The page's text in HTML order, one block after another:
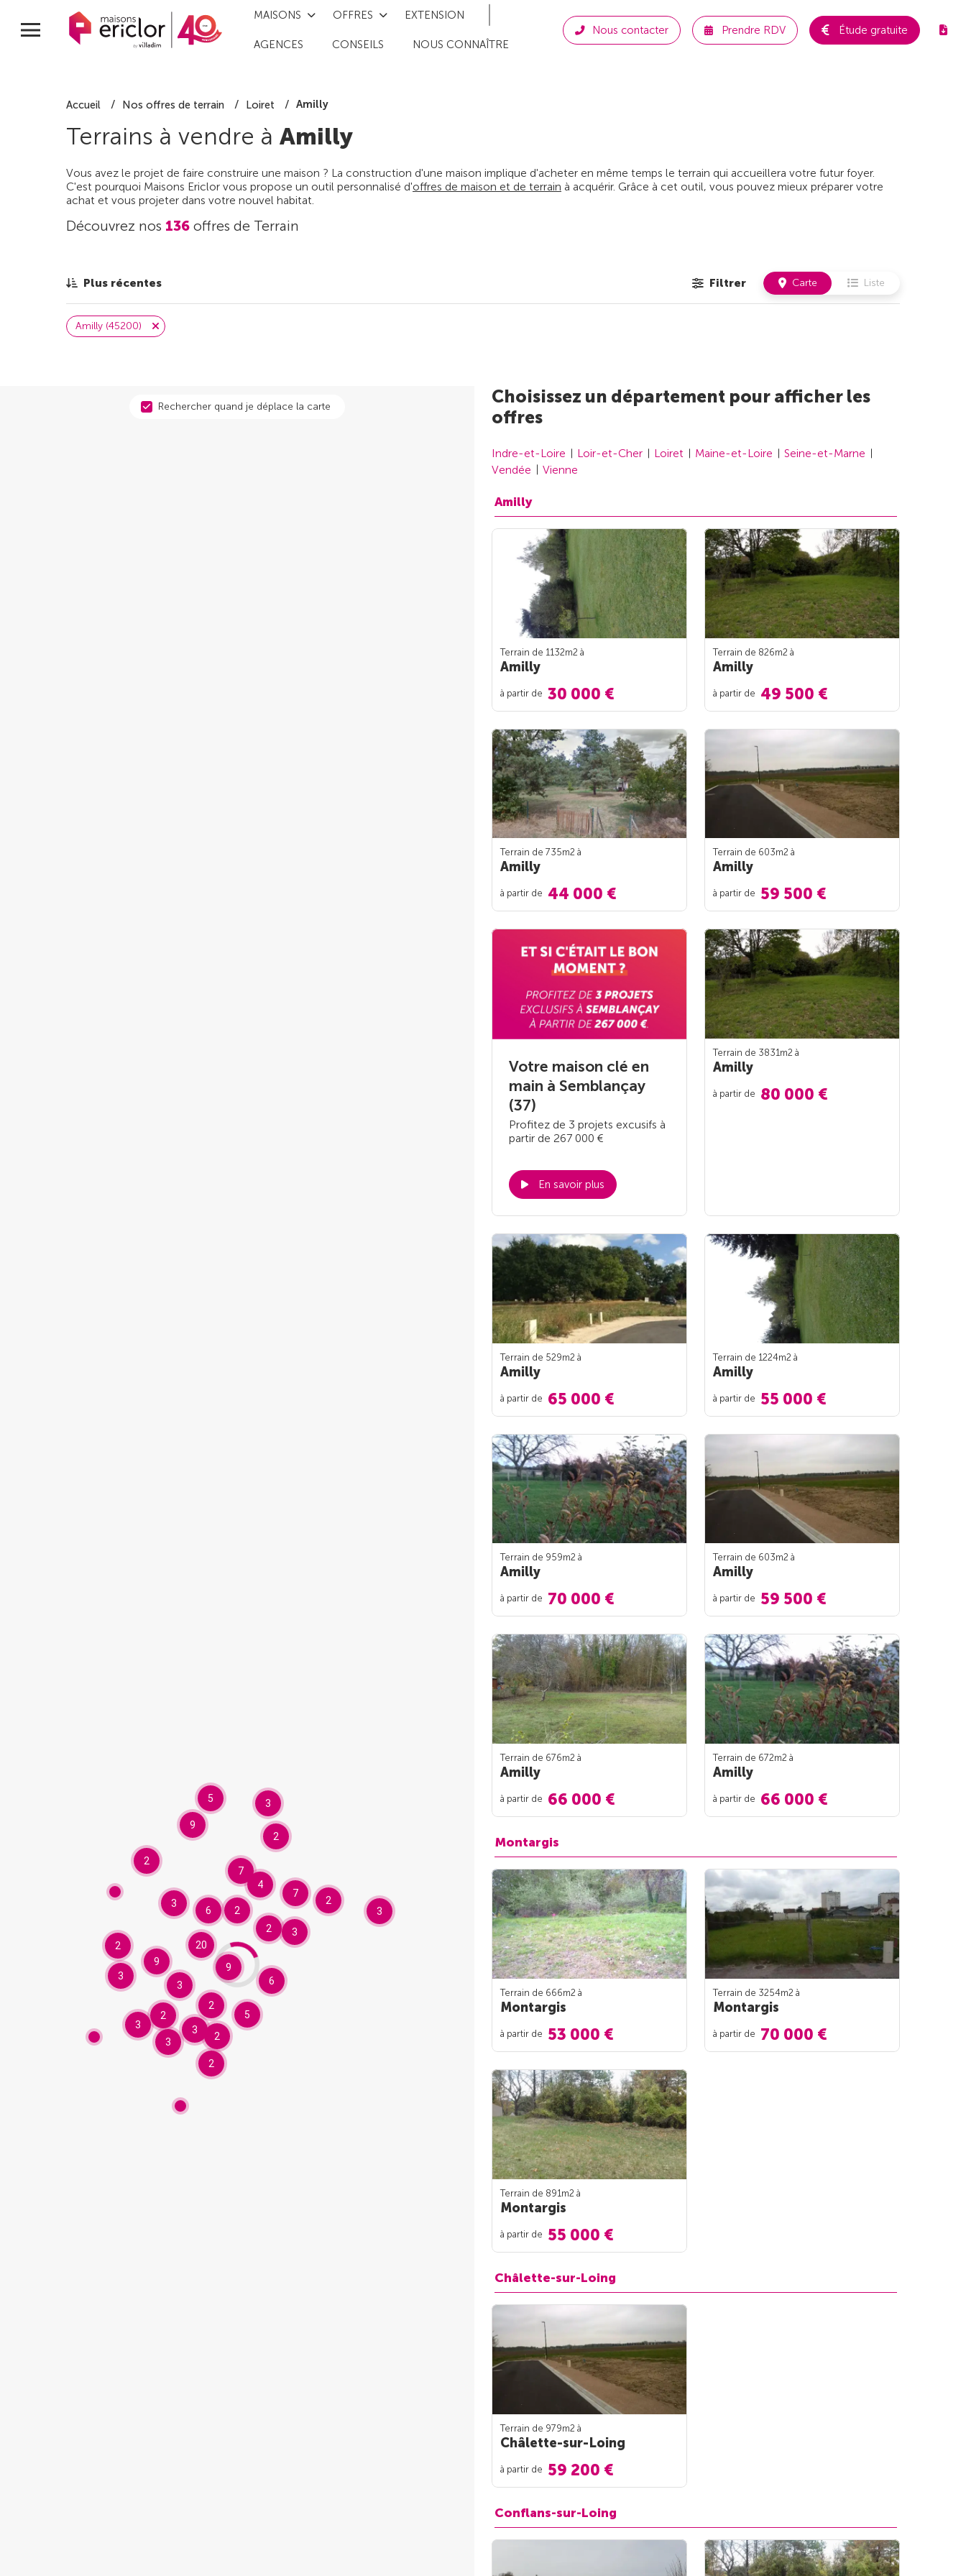
MAISONS OFFRES EXTENSION
AGENCES CONSEILS NOUS CONNAÎTRE
Nous contacter Prendre RDV Étude gratuite
Accueil Nos offres de terrain Loiret Amilly
Terrains à vendre à Amilly
Vous avez le projet de faire construire une maison ? La construction d'une maison implique d'acheter en même temps le terrain qui accueillera votre futur foyer.
C'est pourquoi Maisons Ericlor vous propose un outil personnalisé d'offres de maison et de terrain à acquérir. Grâce à cet outil, vous pouvez mieux préparer votre
achat et vous projeter dans votre nouvel habitat.
Découvrez nos 136 offres de Terrain
Plus récentes Filtrer Carte Liste
Amilly (45200)
9
7
5
6
20
7
9
5
9
6
3
2
2
3
2
3
3
3 3
3
2 3
2
3
2
2
2
4
2
2
Rechercher quand je déplace la carte
Choisissez un département pour afficher les
offres
Indre-et-Loire Loir-et-Cher Loiret Maine-et-Loire
Seine-et-Marne
Vendée
Vienne
Amilly
Terrain de 1132m2 à
Amilly
à partir de 30 000 €
Terrain de 826m2 à
Amilly
à partir de 49 500 €
Terrain de 735m2 à
Amilly
à partir de 44 000 €
Terrain de 603m2 à
Amilly
à partir de 59 500 €
Votre maison clé en
main à Semblançay
(37)
Profitez de 3 projets excusifs à
partir de 267 000 €
En savoir plus
Terrain de 3831m2 à
Amilly
à partir de 80 000 €
Terrain de 529m2 à
Amilly
à partir de 65 000 €
Terrain de 1224m2 à
Amilly
à partir de 55 000 €
Terrain de 959m2 à
Amilly
à partir de 70 000 €
Terrain de 603m2 à
Amilly
à partir de 59 500 €
Terrain de 676m2 à
Amilly
à partir de 66 000 €
Terrain de 672m2 à
Amilly
à partir de 66 000 €
Montargis
Terrain de 666m2 à
Montargis
à partir de 53 000 €
Terrain de 3254m2 à
Montargis
à partir de 70 000 €
Terrain de 891m2 à
Montargis
à partir de 55 000 €
Châlette-sur-Loing
Terrain de 979m2 à
Châlette-sur-Loing
à partir de 59 200 €
Conflans-sur-Loing